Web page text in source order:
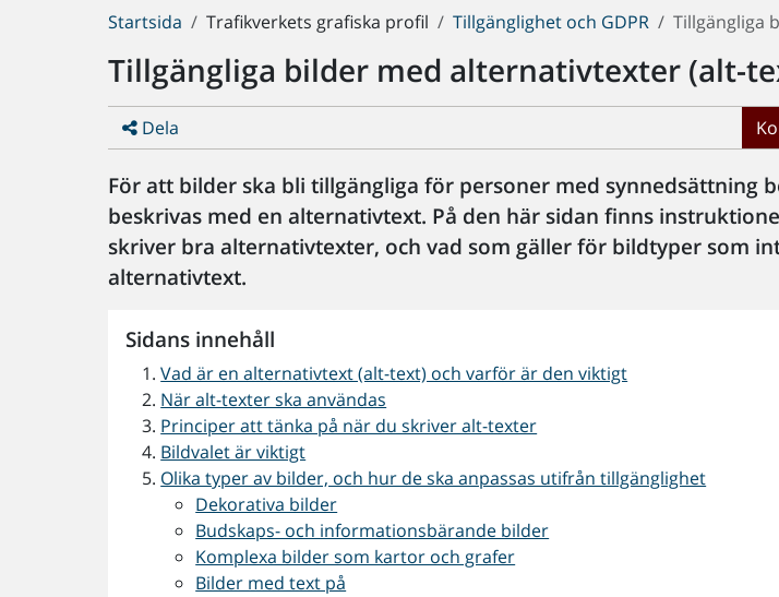
Du
här:
Startsida Trafikverkets grafiska profil Tillgänglighet och GDPR Tillgängliga
Tillgängliga bilder med alternativtexter (alt-
Dela
För att bilder ska bli tillgängliga för personer med synnedsättning
beskrivas med en alternativtext. På den här sidan finns
skriver bra alternativtexter, och vad som gäller för bildtyper som
alternativtext.
Sidans innehåll
Vad är en alternativtext (alt-text) och varför är den viktigt
När alt-texter ska användas
Principer att tänka på när du skriver alt-texter
Bildvalet är viktigt
Olika typer av bilder, och hur de ska anpassas utifrån tillgänglighet
Dekorativa bilder
Budskaps- och informationsbärande bilder
Komplexa bilder som kartor och grafer
Bilder med text på